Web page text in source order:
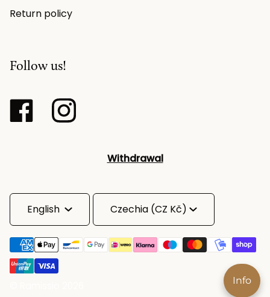
Info
Return policy
Follow us!
Withdrawal
Language
English Currency
Czechia (CZ Kč)